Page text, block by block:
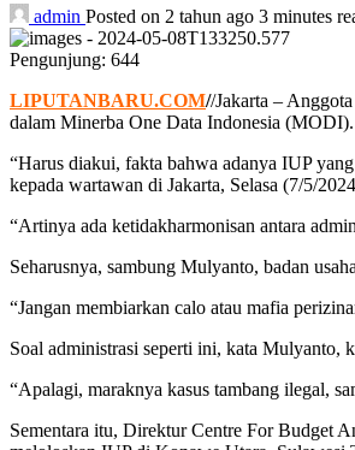
admin Posted on 2 tahun ago 3 minutes
Pengunjung: 644
LIPUTANBARU.COM//Jakarta –
dalam Minerba One Data Indonesia (MODI).
“Harus diakui, fakta bahwa adanya IUP
kepada wartawan di Jakarta, Selasa (7/5/
“Artinya ada ketidakharmonisan antara
Seharusnya, sambung Mulyanto, badan
“Jangan membiarkan calo atau mafia
Soal administrasi seperti ini, kata Mulyanto,
“Apalagi, maraknya kasus tambang ilegal,
Sementara itu, Direktur Centre For Budget